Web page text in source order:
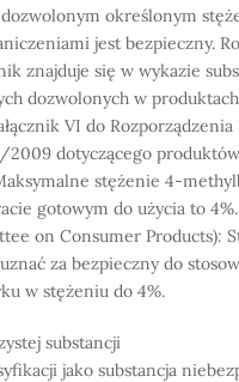
określonym
jest bezpieczny.
znajduje się w wykazie
dozwolonych w produktach
VI do
2009 dotyczącego produktów
stężenie 4-
gotowym do użycia to 4%.
on Consumer Products):
za bezpieczny do
w stężeniu do 4%.
substancji
jako substancja